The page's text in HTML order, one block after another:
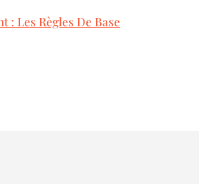
: Les Règles De Base